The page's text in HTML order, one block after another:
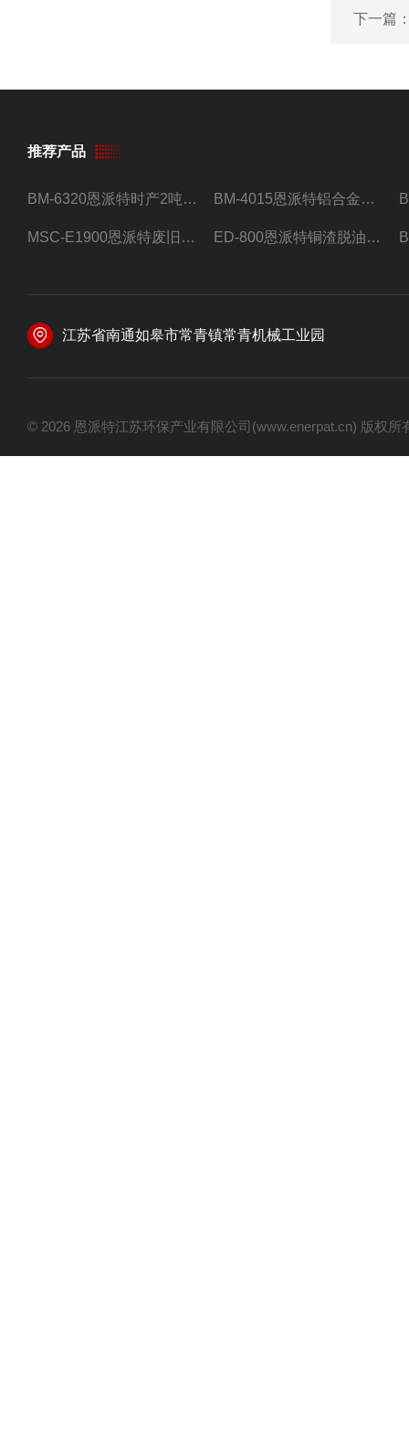
下一篇
推荐产品
BM-6320恩派特时产2吨合金钢屑压饼机 BM-4015恩派特铝合金屑压饼机 脱油效果好
MSC-E1900恩派特废旧锂电池极片破碎处理设备 ED-800恩派特铜渣脱油机废铜屑铝屑甩油机
江苏省南通如皋市常青镇常青机械工业园
© 2026 恩派特江苏环保产业有限公司(www.enerpat.cn) 版权